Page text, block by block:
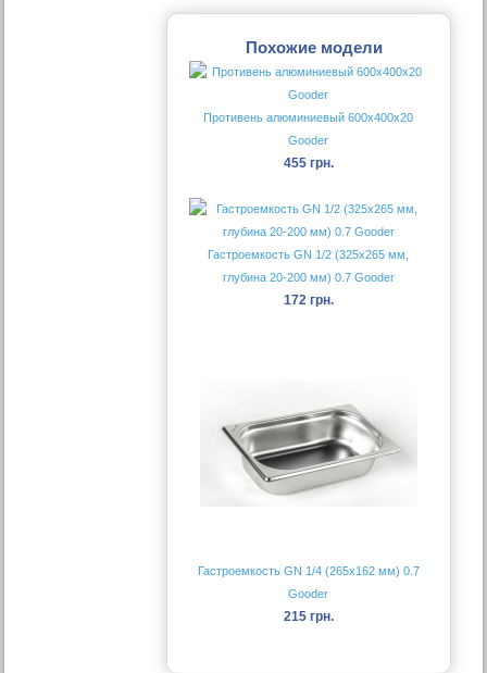
Похожие модели
Противень алюминиевый 600х400х20
Gooder
455 грн.
Гастроемкость GN 1/2 (325х265 мм,
глубина 20-200 мм) 0.7 Gooder
172 грн.
Гастроемкость GN 1/4 (265х162 мм) 0.7
Gooder
215 грн.